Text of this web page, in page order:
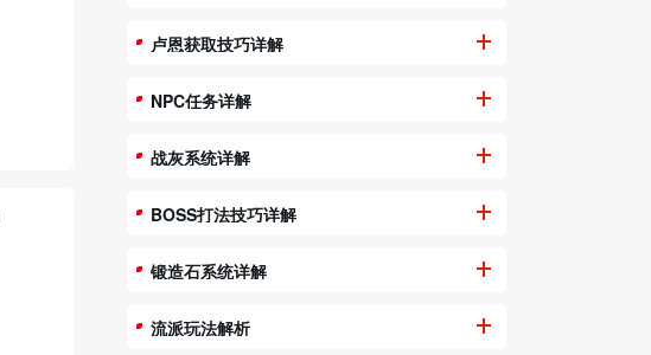
卢恩获取技巧详解
NPC任务详解
战灰系统详解
BOSS打法技巧详解
锻造石系统详解
流派玩法解析